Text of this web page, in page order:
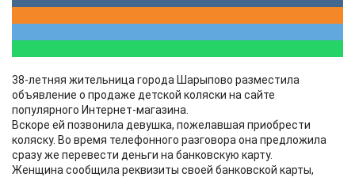
38-летняя жительница города Шарыпово разместила
объявление о продаже детской коляски на сайте
популярного Интернет-магазина.
Вскоре ей позвонила девушка, пожелавшая приобрести
коляску. Во время телефонного разговора она предложила
сразу же перевести деньги на банковскую карту.
Женщина сообщила реквизиты своей банковской карты,